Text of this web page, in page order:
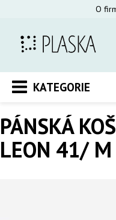
O
KATEGORIE
PÁNSKÁ
LEON 41/ M